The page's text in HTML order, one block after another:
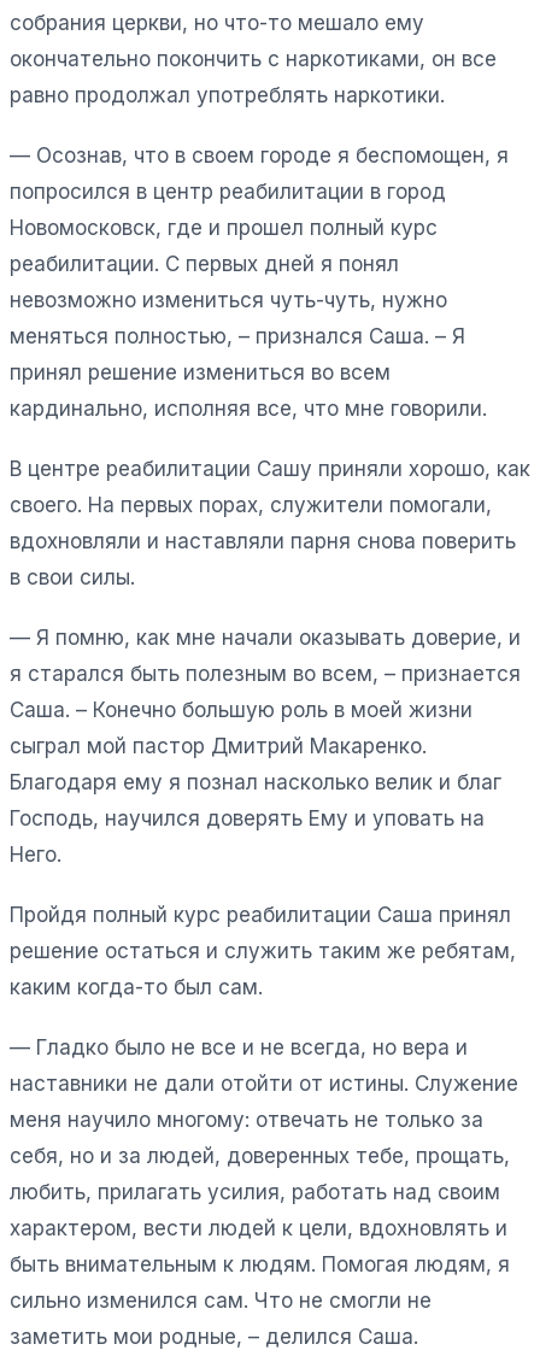
собрания церкви, но что-то мешало ему
окончательно покончить с наркотиками, он все
равно продолжал употреблять наркотики.
— Осознав, что в своем городе я беспомощен, я
попросился в центр реабилитации в город
Новомосковск, где и прошел полный курс
реабилитации. С первых дней я понял
невозможно измениться чуть-чуть, нужно
меняться полностью, – признался Саша. – Я
принял решение измениться во всем
кардинально, исполняя все, что мне говорили.
В центре реабилитации Сашу приняли хорошо, как
своего. На первых порах, служители помогали,
вдохновляли и наставляли парня снова поверить
в свои силы.
— Я помню, как мне начали оказывать доверие, и
я старался быть полезным во всем, – признается
Саша. – Конечно большую роль в моей жизни
сыграл мой пастор Дмитрий Макаренко.
Благодаря ему я познал насколько велик и благ
Господь, научился доверять Ему и уповать на
Него.
Пройдя полный курс реабилитации Саша принял
решение остаться и служить таким же ребятам,
каким когда-то был сам.
— Гладко было не все и не всегда, но вера и
наставники не дали отойти от истины. Служение
меня научило многому: отвечать не только за
себя, но и за людей, доверенных тебе, прощать,
любить, прилагать усилия, работать над своим
характером, вести людей к цели, вдохновлять и
быть внимательным к людям. Помогая людям, я
сильно изменился сам. Что не смогли не
заметить мои родные, – делился Саша.